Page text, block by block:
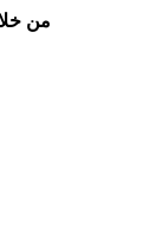
من